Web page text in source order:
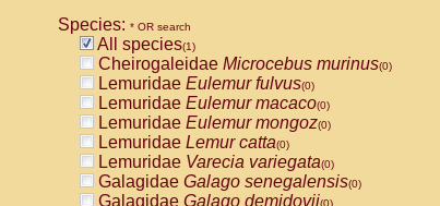
Species: * OR search
All species(1)
Cheirogaleidae Microcebus murinus(0)
Lemuridae Eulemur fulvus(0)
Lemuridae Eulemur macaco(0)
Lemuridae Eulemur mongoz(0)
Lemuridae Lemur catta(0)
Lemuridae Varecia variegata(0)
Galagidae Galago senegalensis(0)
Galagidae Galago demidovii(0)